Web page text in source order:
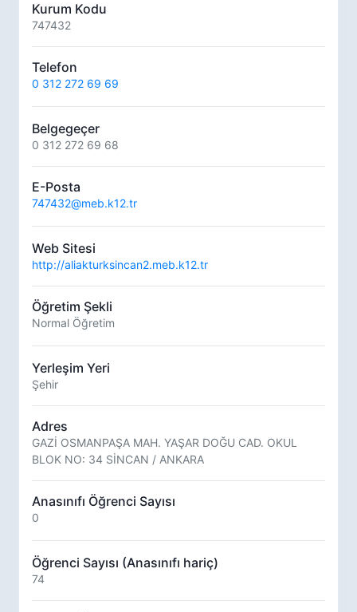
Kurum Kodu
747432
Telefon
0 312 272 69 69
Belgegeçer
0 312 272 69 68
E-Posta
747432@meb.k12.tr
Web Sitesi
http://aliakturksincan2.meb.k12.tr
Öğretim Şekli
Normal Öğretim
Yerleşim Yeri
Şehir
Adres
GAZİ OSMANPAŞA MAH. YAŞAR DOĞU CAD. OKUL
BLOK NO: 34 SİNCAN / ANKARA
Anasınıfı Öğrenci Sayısı
0
Öğrenci Sayısı (Anasınıfı hariç)
74